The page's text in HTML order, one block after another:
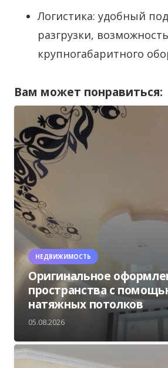
Логистика: удобный
разгрузки,
крупногабаритного
Вам может понравиться:
НЕДВИЖИМОСТЬ
Оригинальное
пространства с
натяжных потолков
05.08.2026